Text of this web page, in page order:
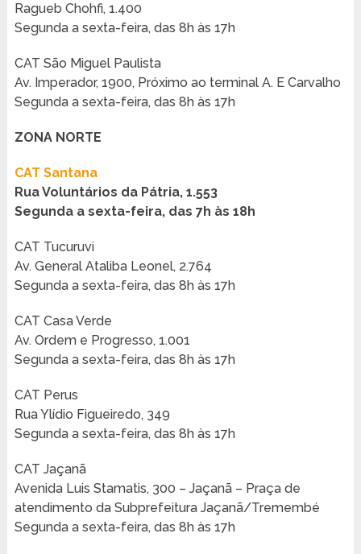
Ragueb Chohfi, 1.400
Segunda a sexta-feira, das 8h às 17h
CAT São Miguel Paulista
Av. Imperador, 1900, Próximo ao terminal A. E Carvalho
Segunda a sexta-feira, das 8h às 17h
ZONA NORTE
CAT Santana
Rua Voluntários da Pátria, 1.553
Segunda a sexta-feira, das 7h às 18h
CAT Tucuruvi
Av. General Ataliba Leonel, 2.764
Segunda a sexta-feira, das 8h às 17h
CAT Casa Verde
Av. Ordem e Progresso, 1.001
Segunda a sexta-feira, das 8h às 17h
CAT Perus
Rua Ylídio Figueiredo, 349
Segunda a sexta-feira, das 8h às 17h
CAT Jaçanã
Avenida Luis Stamatis, 300 – Jaçanã – Praça de
atendimento da Subprefeitura Jaçanã/Tremembé
Segunda a sexta-feira, das 8h às 17h